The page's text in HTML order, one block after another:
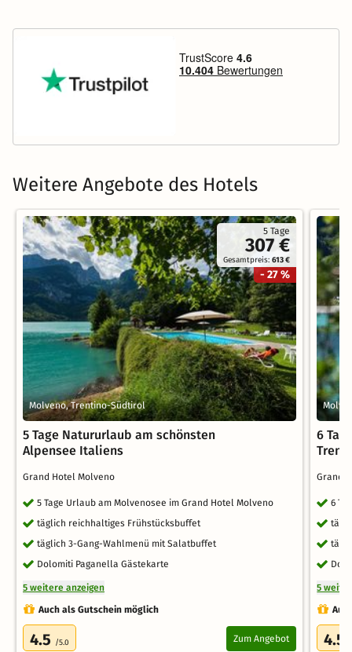
Weitere Angebote des Hotels
5 Tage
307 €
Gesamtpreis:613 €
- 27 %
Molveno, Trentino-Südtirol
5 Tage Natururlaub am schönsten
Alpensee Italiens
Grand Hotel Molveno
5 Tage Urlaub am Molvenosee im Grand Hotel Molveno
täglich reichhaltiges Frühstücksbuffet
täglich 3-Gang-Wahlmenü mit Salatbuffet
Dolomiti Paganella Gästekarte
5 weitere anzeigen
Auch als Gutschein möglich
4.5 /5.0 Zum Angebot
6
Grand
6
5
4.5